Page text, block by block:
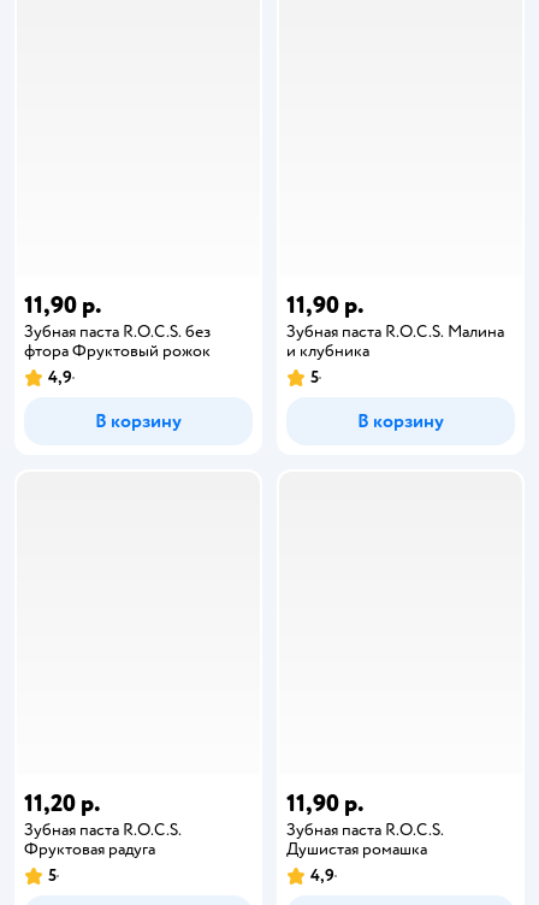
11,90 р.
Зубная паста R.O.C.S. без
фтора Фруктовый рожок
4,9
В корзину
11,90 р.
Зубная паста R.O.C.S. Малина
и клубника
5
В корзину
11,20 р.
Зубная паста R.O.C.S.
Фруктовая радуга
5
11,90 р.
Зубная паста R.O.C.S.
Душистая ромашка
4,9